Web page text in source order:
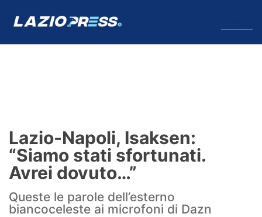
Formello
Infortuni
Primavera
Lazio-Napoli, Isaksen:
“Siamo stati sfortunati.
Avrei dovuto…”
Queste le parole dell’esterno
biancoceleste ai microfoni di Dazn